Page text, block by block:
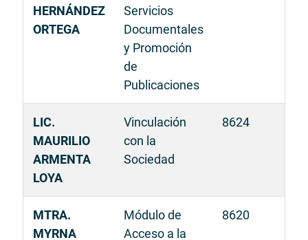
HERNÁNDEZ
ORTEGA
Servicios
Documentales
y Promoción
de
Publicaciones
LIC.
MAURILIO
ARMENTA
LOYA
Vinculación
con la
Sociedad
8624
MTRA.
MYRNA
Módulo de
Acceso a la
8620